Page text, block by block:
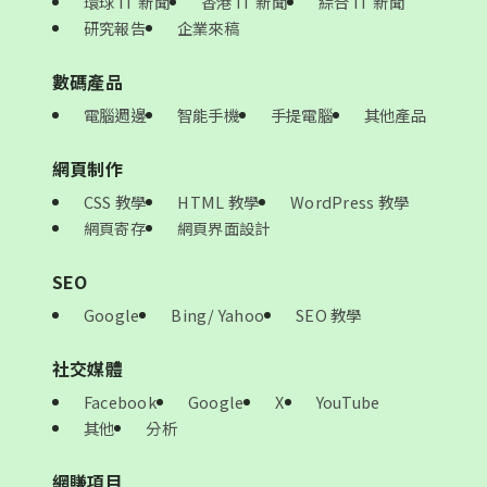
研究報告
企業來稿
數碼產品
電腦週邊 智能手機 手提電腦 其他產品
網頁制作
CSS 教學 HTML 教學
WordPress 教學
網頁寄存
網頁界面設計
SEO
Google Bing/ Yahoo SEO 教學
社交媒體
Facebook Google X
YouTube
其他
分析
網賺項目